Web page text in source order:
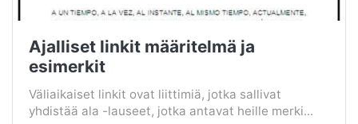
Ajalliset linkit määritelmä ja
esimerkit
Väliaikaiset linkit ovat liittimiä, jotka sallivat
yhdistää ala -lauseet, jotka antavat heille merki...